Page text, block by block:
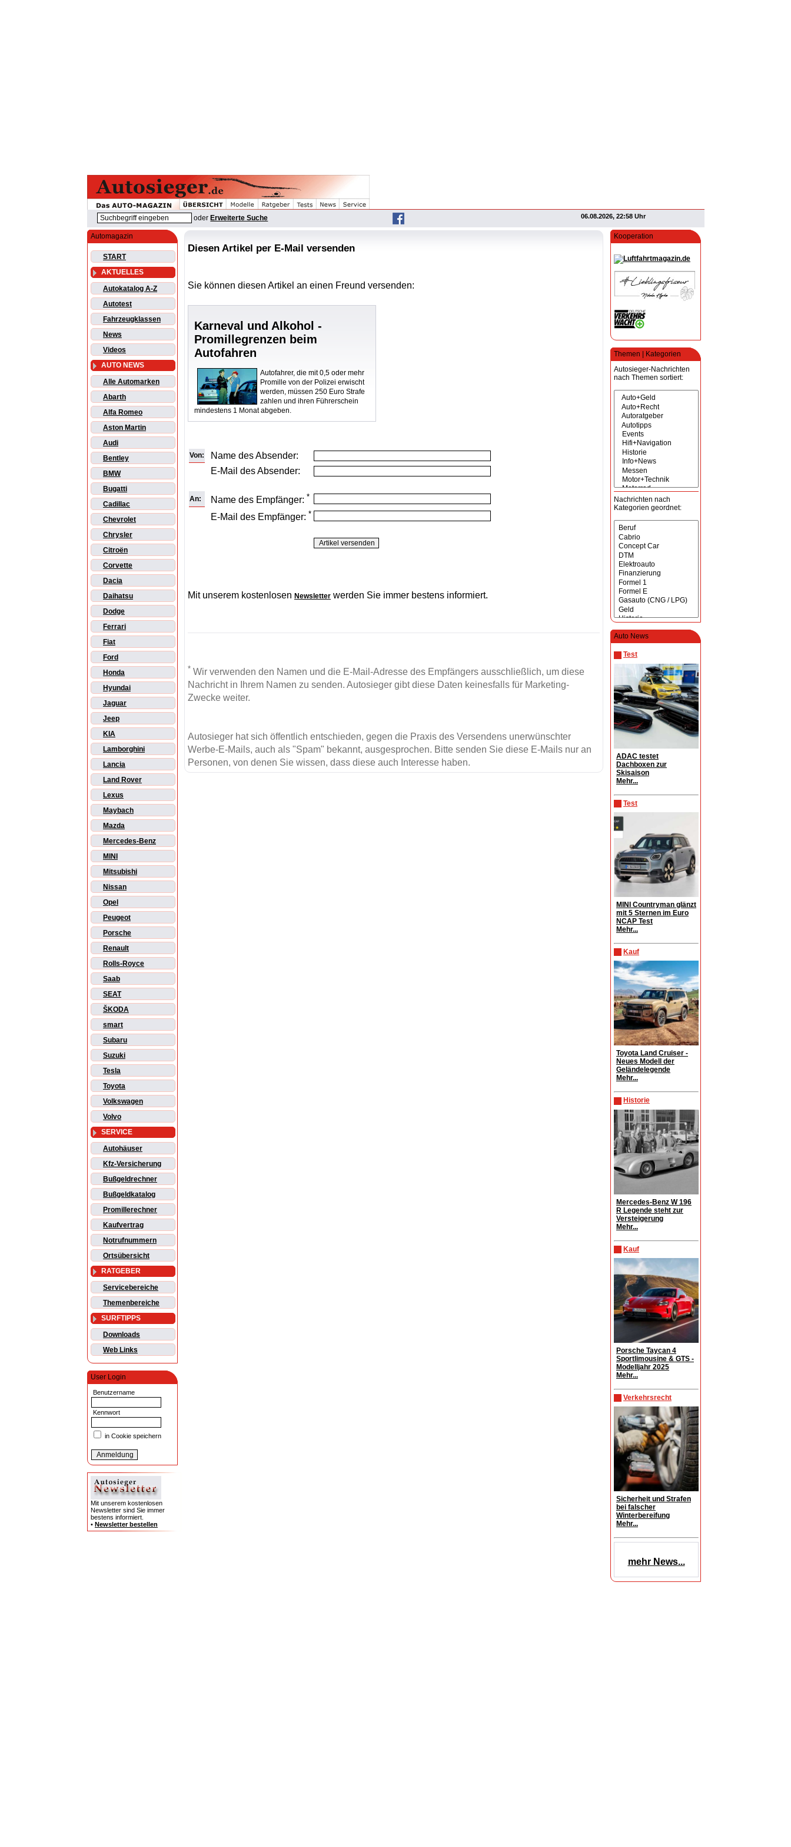
oder Erweiterte Suche 06.08.2026, 22:58 Uhr
Automagazin
START
AKTUELLES
Autokatalog A-Z
Autotest
Fahrzeugklassen
News
Videos
AUTO NEWS
Alle Automarken
Abarth
Alfa Romeo
Aston Martin
Audi
Bentley
BMW
Bugatti
Cadillac
Chevrolet
Chrysler
Citroën
Corvette
Dacia
Daihatsu
Dodge
Ferrari
Fiat
Ford
Honda
Hyundai
Jaguar
Jeep
KIA
Lamborghini
Lancia
Land Rover
Lexus
Maybach
Mazda
Mercedes-Benz
MINI
Mitsubishi
Nissan
Opel
Peugeot
Porsche
Renault
Rolls-Royce
Saab
SEAT
ŠKODA
smart
Subaru
Suzuki
Tesla
Toyota
Volkswagen
Volvo
SERVICE
Autohäuser
Kfz-Versicherung
Bußgeldrechner
Bußgeldkatalog
Promillerechner
Kaufvertrag
Notrufnummern
Ortsübersicht
RATGEBER
Servicebereiche
Themenbereiche
SURFTIPPS
Downloads
Web Links
User Login
Benutzername
Kennwort
in Cookie speichern
Mit unserem kostenlosen
Newsletter sind Sie immer
bestens informiert.
• Newsletter bestellen
Kooperation
Themen | Kategorien
Autosieger-Nachrichten
nach Themen sortiert:
Nachrichten nach
Kategorien geordnet:
Auto News
Test
ADAC testet
Dachboxen zur
Skisaison
Mehr...
Test
MINI Countryman glänzt
mit 5 Sternen im Euro
NCAP Test
Mehr...
Kauf
Toyota Land Cruiser -
Neues Modell der
Geländelegende
Mehr...
Historie
Mercedes-Benz W 196
R Legende steht zur
Versteigerung
Mehr...
Kauf
Porsche Taycan 4
Sportlimousine & GTS -
Modelljahr 2025
Mehr...
Verkehrsrecht
Sicherheit und Strafen
bei falscher
Winterbereifung
Mehr...
mehr News...
Diesen Artikel per E-Mail versenden
Sie können diesen Artikel an einen Freund versenden:
Karneval und Alkohol -
Promillegrenzen beim
Autofahren
Autofahrer, die mit 0,5 oder mehr
Promille von der Polizei erwischt
werden, müssen 250 Euro Strafe
zahlen und ihren Führerschein
mindestens 1 Monat abgeben.
Von:
Name des Absender:
E-Mail des Absender:
An: Name des Empfänger: *
E-Mail des Empfänger: *
Mit unserem kostenlosen Newsletter werden Sie immer bestens informiert.
* Wir verwenden den Namen und die E-Mail-Adresse des Empfängers ausschließlich, um diese
Nachricht in Ihrem Namen zu senden. Autosieger gibt diese Daten keinesfalls für Marketing-
Zwecke weiter.
Autosieger hat sich öffentlich entschieden, gegen die Praxis des Versendens unerwünschter
Werbe-E-Mails, auch als "Spam" bekannt, ausgesprochen. Bitte senden Sie diese E-Mails nur an
Personen, von denen Sie wissen, dass diese auch Interesse haben.